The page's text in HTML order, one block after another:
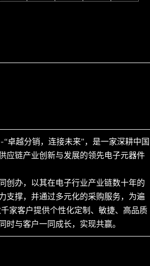
越分销，连接未来”，是一家深耕中国
应链产业创新与发展的领先电子元器件
创办，以其在电子行业产业链数十年的
支撑，并通过多元化的采购服务，为遍
家客户提供个性化定制、敏捷、高品质
与客户一同成长，实现共赢。